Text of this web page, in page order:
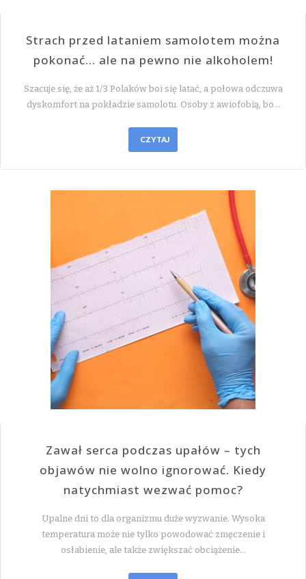
Strach przed lataniem samolotem można
pokonać… ale na pewno nie alkoholem!
Szacuje się, że aż 1/3 Polaków boi się latać, a połowa odczuwa
dyskomfort na pokładzie samolotu. Osoby z awiofobią, bo…
CZYTAJ
Zawał serca podczas upałów – tych
objawów nie wolno ignorować. Kiedy
natychmiast wezwać pomoc?
Upalne dni to dla organizmu duże wyzwanie. Wysoka
temperatura może nie tylko powodować zmęczenie i
osłabienie, ale także zwiększać obciążenie…